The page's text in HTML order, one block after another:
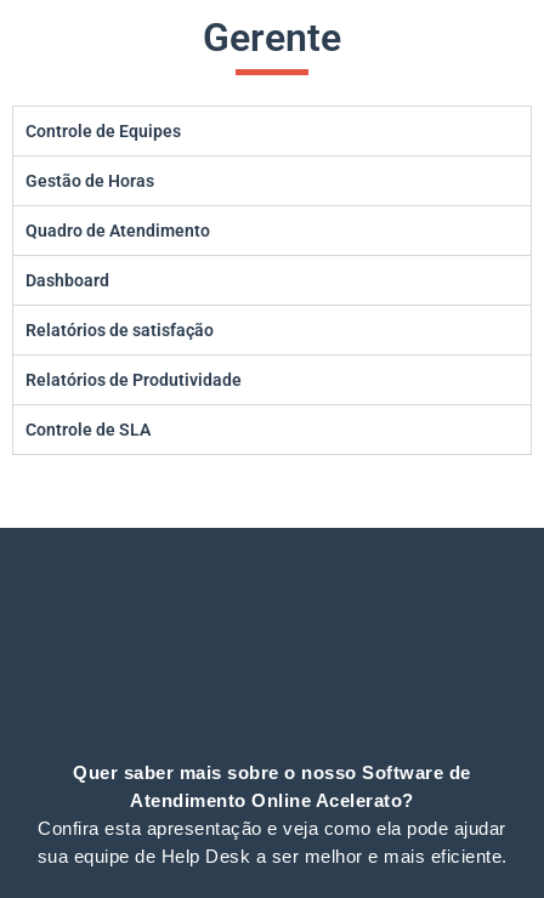
Gerente
Controle de Equipes
Gestão de Horas
Quadro de Atendimento
Dashboard
Relatórios de satisfação
Relatórios de Produtividade
Controle de SLA
Quer saber mais sobre o nosso Software de
Atendimento Online Acelerato?
Confira esta apresentação e veja como ela pode ajudar
sua equipe de Help Desk a ser melhor e mais eficiente.